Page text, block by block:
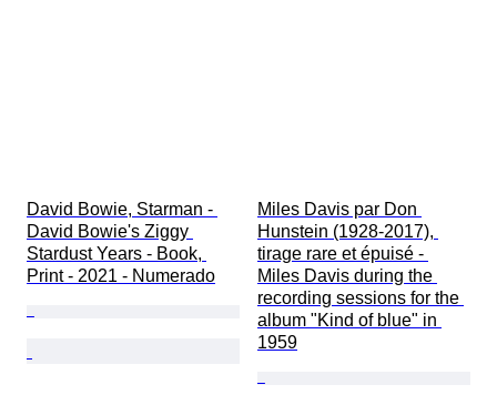
David Bowie, Starman -
David Bowie's Ziggy
Stardust Years - Book,
Print - 2021 - Numerado
Miles Davis par Don
Hunstein (1928-2017),
tirage rare et épuisé -
Miles Davis during the
recording sessions for the
album "Kind of blue" in
1959